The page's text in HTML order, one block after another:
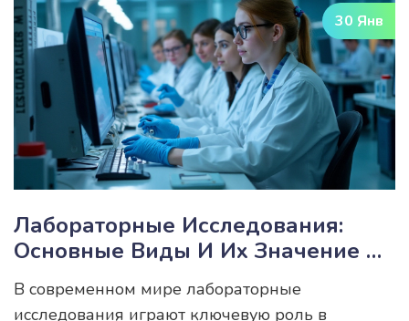
определить спектр услуг и выбрать стратегию
продвижения. Каждый шаг на этом пути
актуален для достижения успеха в
лабораторном бизнесе.
30 Янв
Лабораторные Исследования:
Основные Виды И Их Значение В
Медицине
В современном мире лабораторные
исследования играют ключевую роль в